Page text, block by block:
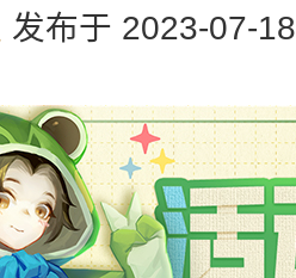
发布于 2023-07-